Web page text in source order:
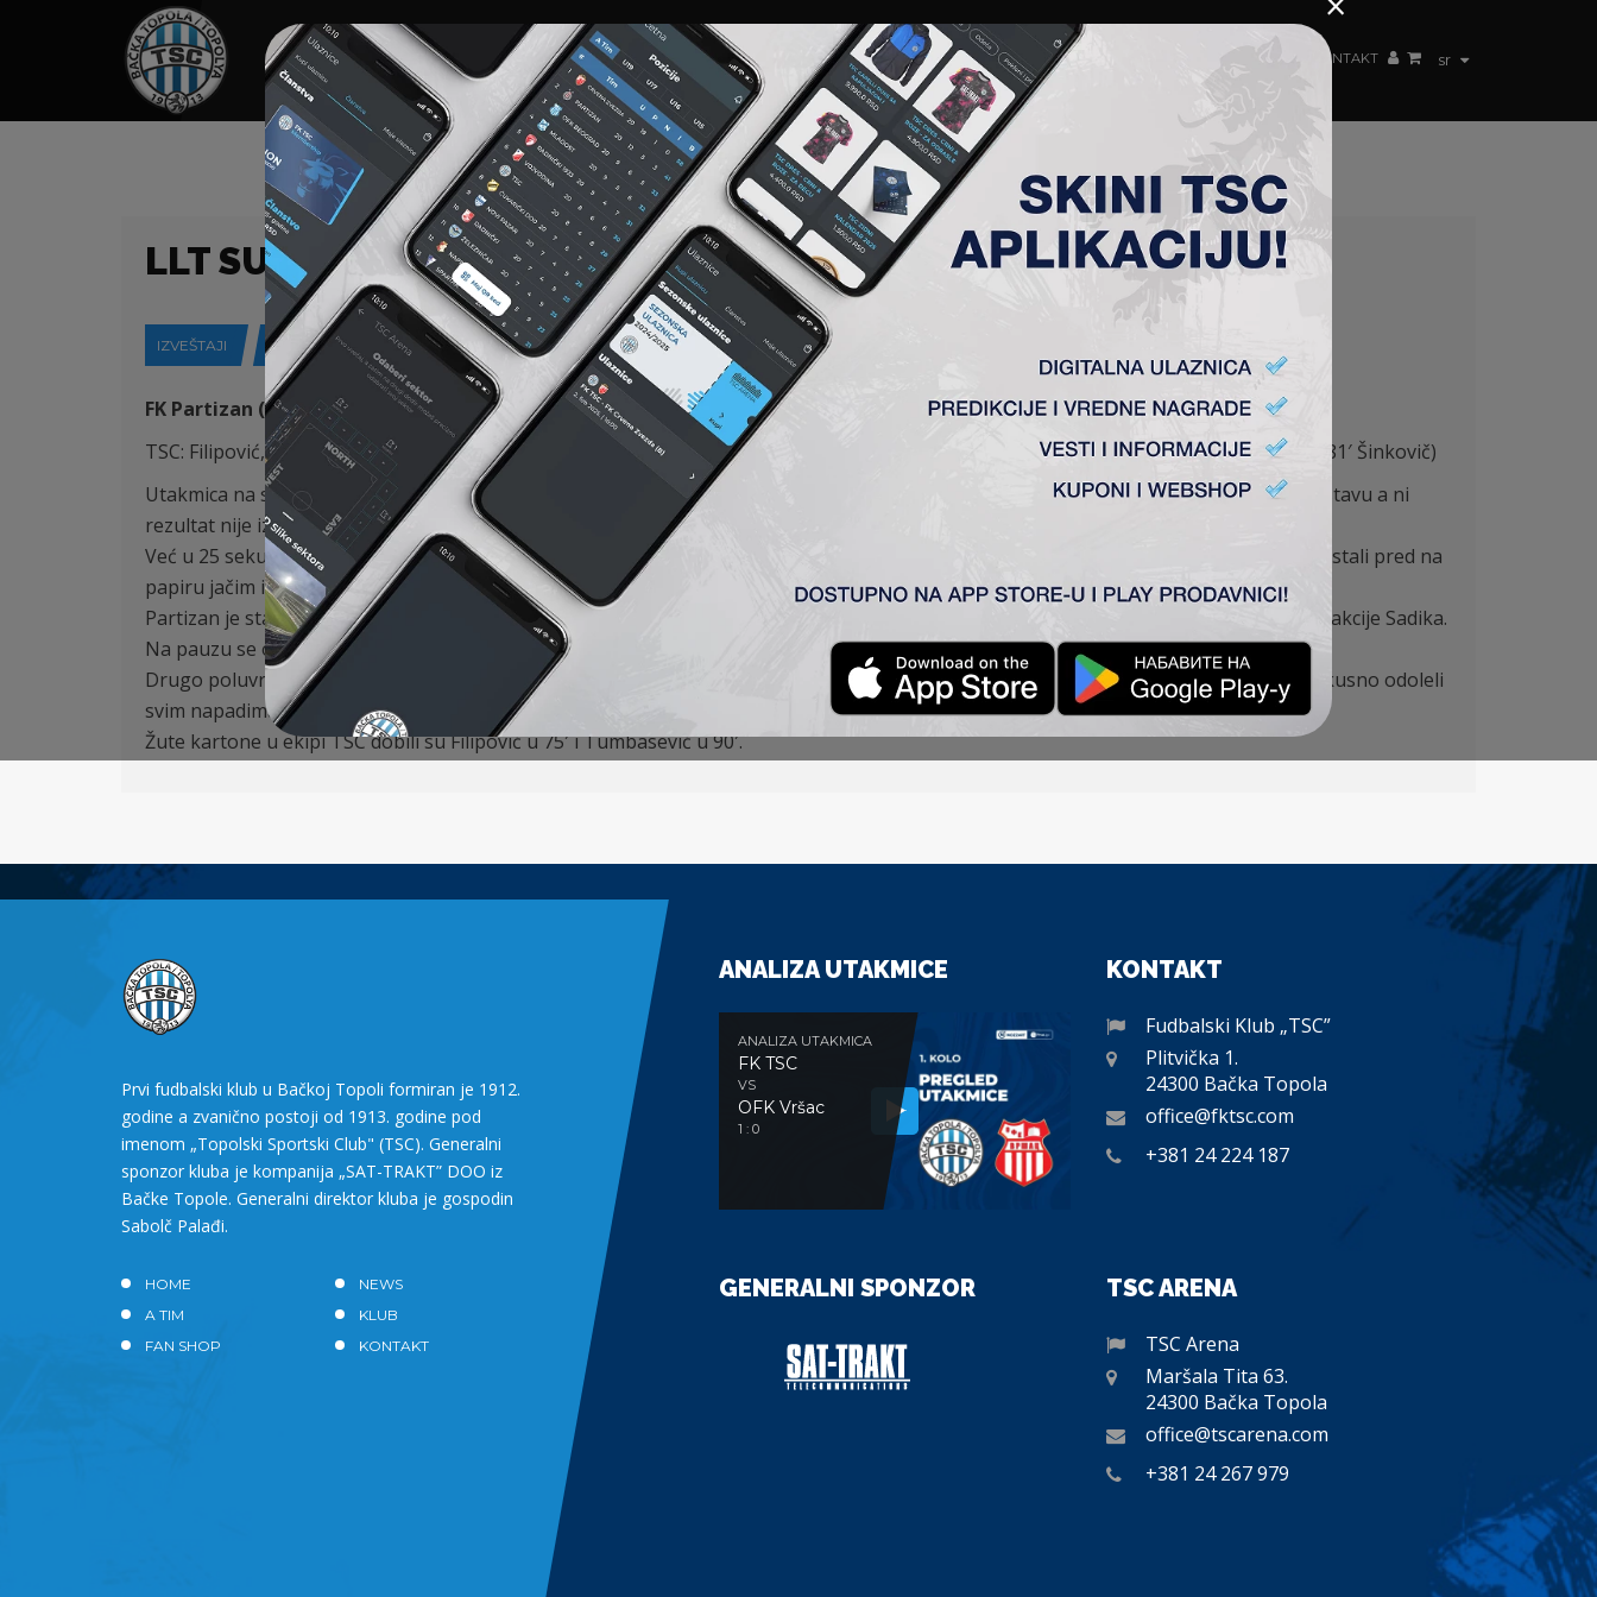
sr
HOME SPONZORI NEWS GALERIJE A TIM ČLANSTVO AKREDITACIJE KLUB AKADEMIJA ŽENSKI TIM KONTAKT
LLT SUPER LIGA 7. KOLO
IZVEŠTAJI 16-09-2019
FK Partizan (Beograd) – FK TSC (Bačka Topola) 1:1
TSC: Filipović, Skopljak, Antonić, Varga, Ponjević, Milićević, Duronjić (71′ Grabež), Tomanović (K), Tumbasević, Silađi (84′ Galić), Lukić (81′ Šinkovič)
Utakmica na stadionu JNA opravdala je epitet derbi kola. Gosti su došli da igraju fudbal i kao rezultat toga publika je dobila lepu predstavu a ni
rezultat nije izostao.
Već u 25 sekundi posle munjevitog napada Lukić trese mrežu Stojkovića, TSC vodi 0:1. Gosti su nastavili sa hrabrom igrom i nisu posustali pred na
papiru jačim i u ovom rangu iskusnijim protivnikom.
Partizan je stalno pritiskao i do izjednačenja je došao u poslednjim minutima poluvremena, kad je odbrana TSC-a poklekla posle solo akcije Sadika.
Na pauzu se otišlo sa rezultatom 1:1.
Drugo poluvreme nam je donelo sličnu situaciju na terenu, domaćin je imao nadmoć i inicijativu, ali su hrabri gosti iz Bačke Topole iskusno odoleli
svim napadima i zaslužno poneli bod sa izuzetno teškog gostovanja.
Žute kartone u ekipi TSC dobili su Filipović u 75′ i Tumbasević u 90′.
Prvi fudbalski klub u Bačkoj Topoli formiran je 1912.
godine a zvanično postoji od 1913. godine pod
imenom „Topolski Sportski Club" (TSC). Generalni
sponzor kluba je kompanija „SAT-TRAKT” DOO iz
Bačke Topole. Generalni direktor kluba je gospodin
Sabolč Palađi.
HOME
NEWS
A TIM
KLUB
FAN SHOP
KONTAKT
ANALIZA UTAKMICE
ANALIZA UTAKMICA
FK TSC
VS
OFK Vršac
1 : 0
KONTAKT
Fudbalski Klub „TSC”
Plitvička 1.
24300 Bačka Topola
office@fktsc.com
+381 24 224 187
GENERALNI SPONZOR TSC ARENA
TSC Arena
Maršala Tita 63.
24300 Bačka Topola
office@tscarena.com
+381 24 267 979